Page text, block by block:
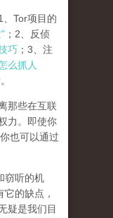
Tor项目的
；2、反侦
巧 ；3、注
么抓人
。
那些在互联
力。即使你
也可以通过
窃听的机
的缺点，
疑是我们目